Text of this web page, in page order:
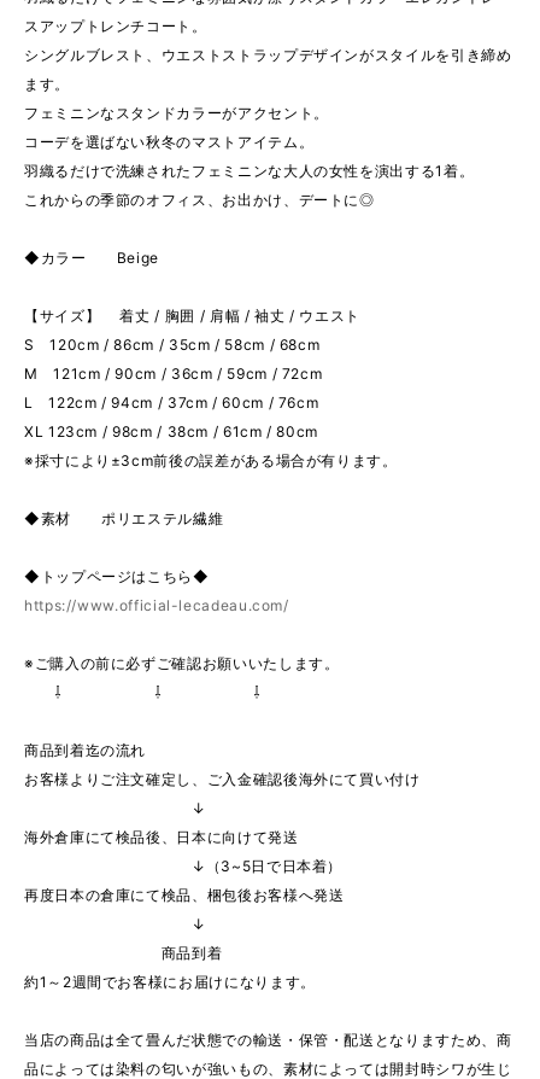
スアップトレンチコート。
シングルブレスト、ウエストストラップデザインがスタイルを引き締め
ます。
フェミニンなスタンドカラーがアクセント。
コーデを選ばない秋冬のマストアイテム。
羽織るだけで洗練されたフェミニンな大人の女性を演出する1着。
これからの季節のオフィス、お出かけ、デートに◎
◆カラー Beige
【サイズ】 着丈 / 胸囲 / 肩幅 / 袖丈 / ウエスト
S 120cm / 86cm / 35cm / 58cm / 68cm
M 121cm / 90cm / 36cm / 59cm / 72cm
L 122cm / 94cm / 37cm / 60cm / 76cm
XL 123cm / 98cm / 38cm / 61cm / 80cm
※採寸により±3cm前後の誤差がある場合が有ります。
◆素材 ポリエステル繊維
◆トップページはこちら◆
https://www.official-lecadeau.com/
※ご購入の前に必ずご確認お願いいたします。
⇩ ⇩ ⇩
商品到着迄の流れ
お客様よりご注文確定し、ご入金確認後海外にて買い付け
↓
海外倉庫にて検品後、日本に向けて発送
↓（3~5日で日本着）
再度日本の倉庫にて検品、梱包後お客様へ発送
↓
商品到着
約1～2週間でお客様にお届けになります。
当店の商品は全て畳んだ状態での輸送・保管・配送となりますため、商
品によっては染料の匂いが強いもの、素材によっては開封時シワが生じ